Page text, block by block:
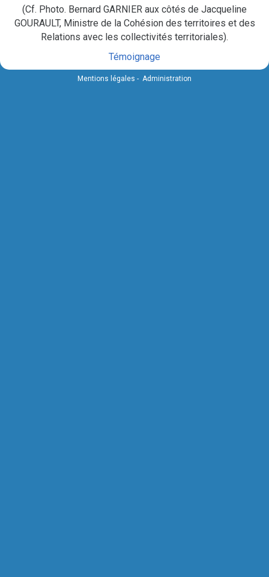
(Cf. Photo. Bernard GARNIER aux côtés de Jacqueline
GOURAULT, Ministre de la Cohésion des territoires et des
Relations avec les collectivités territoriales).
Témoignage
Mentions légales - Administration